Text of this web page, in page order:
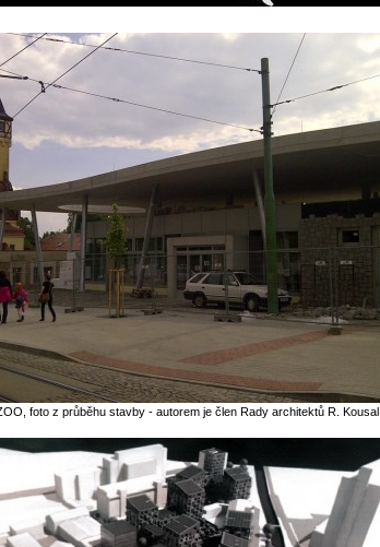
foto z průběhu stavby - autorem je člen Rady architektů R. Kousal